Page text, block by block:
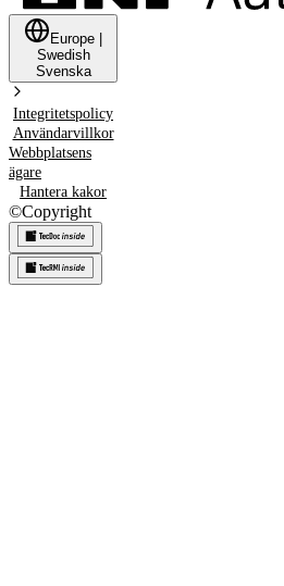
Europe
Swedish
Svenska
Integritetspolicy
Användarvillkor
Webbplatsens
ägare
Hantera kakor
©Copyright